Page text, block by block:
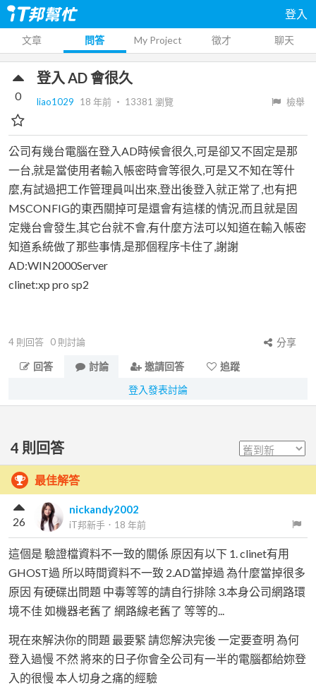
登入
文章 問答 My Project 徵才 聊天
登入 AD 會很久
liao1029 18 年前 ‧ 13381 瀏覽 檢舉
0
公司有幾台電腦在登入AD時候會很久,可是卻又不固定是那
一台,就是當使用者輸入帳密時會等很久,可是又不知在等什
麼,有試過把工作管理員叫出來,登出後登入就正常了,也有把
MSCONFIG的東西關掉可是還會有這樣的情況,而且就是固
定幾台會發生,其它台就不會,有什麼方法可以知道在輸入帳密
知道系統做了那些事情,是那個程序卡住了,謝謝
AD:WIN2000Server
clinet:xp pro sp2
4 則回答 0 則討論
分享
回答
討論 邀請回答
追蹤
登入發表討論
4 則回答
最佳解答
nickandy2002
iT邦新手 ． 18 年前
26
這個是 驗證檔資料不一致的關係 原因有以下 1. clinet有用
GHOST過 所以時間資料不一致 2.AD當掉過 為什麼當掉很多
原因 有硬碟出問題 中毒等等的請自行排除 3.本身公司網路環
境不佳 如機器老舊了 網路線老舊了 等等的...
現在來解決你的問題 最要緊 請您解決完後 一定要查明 為何
登入過慢 不然 將來的日子你會全公司有一半的電腦都給妳登
入的很慢 本人切身之痛的經驗